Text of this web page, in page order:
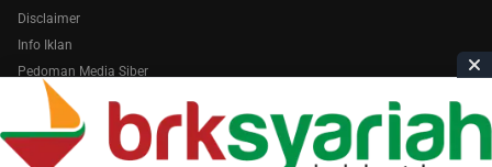
Disclaimer
Info Iklan
Pedoman Media Siber
Copyright © 2026 AmiraRiau.com . All Rights Reserved.